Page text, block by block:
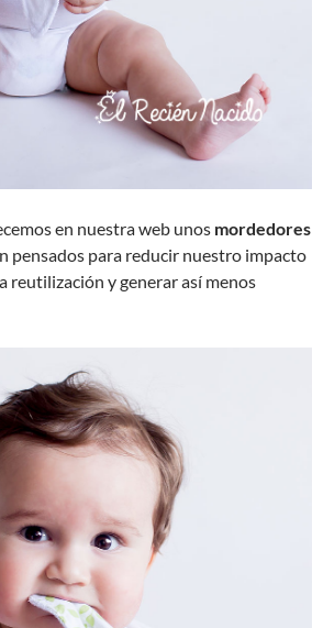
en nuestra web unos mordedores
pensados para reducir nuestro impacto
reutilización y generar así menos